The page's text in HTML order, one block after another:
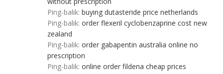
Ping-balik: buying dutasteride price netherlands
Ping-balik: order flexeril cyclobenzaprine cost new
zealand
Ping-balik: order gabapentin australia online no
prescription
Ping-balik: online order fildena cheap prices